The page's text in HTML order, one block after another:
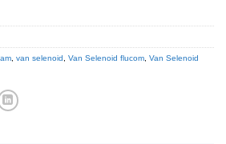
van selenoid Van Selenoid flucom Van Selenoid